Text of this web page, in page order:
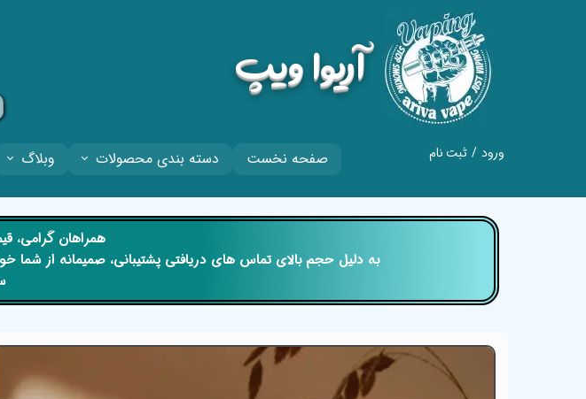
صفحه نخست دسته بندی محصولات وبلاگ ورود / ثبت نام
تغییر گذر واژه
خروج از حساب
کاربری
​آریوا ویپ
​​همراهان گرامی،
به دلیل حجم بالای تماس های دریافتی پشتیبانی، صمیمانه از شما